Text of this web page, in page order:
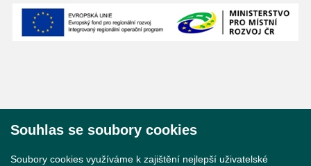
Souhlas se soubory cookies
Soubory cookies využíváme k zajištění nejlepší uživatelské